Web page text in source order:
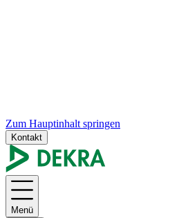
Zum Hauptinhalt springen
Kontakt
Menü